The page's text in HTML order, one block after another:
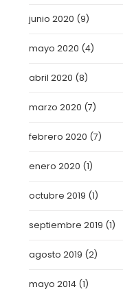
junio 2020 (9)
mayo 2020 (4)
abril 2020 (8)
marzo 2020 (7)
febrero 2020 (7)
enero 2020 (1)
octubre 2019 (1)
septiembre 2019 (1)
agosto 2019 (2)
mayo 2014 (1)